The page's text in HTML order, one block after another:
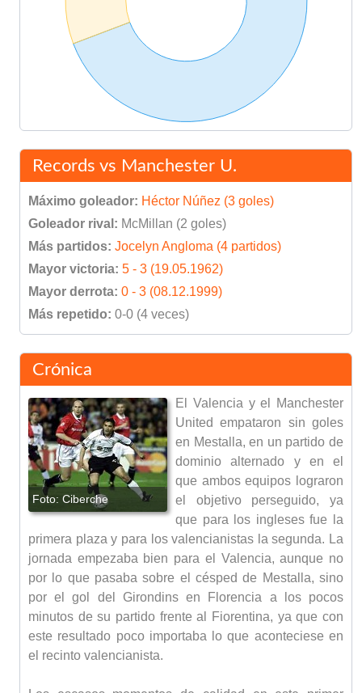
Records vs Manchester U.
Máximo goleador: Héctor Núñez (3 goles)
Goleador rival: McMillan (2 goles)
Más partidos: Jocelyn Angloma (4 partidos)
Mayor victoria: 5 - 3 (19.05.1962)
Mayor derrota: 0 - 3 (08.12.1999)
Más repetido: 0-0 (4 veces)
Crónica
El Valencia y el Manchester
United empataron sin goles
en Mestalla, en un partido de
dominio alternado y en el
que ambos equipos lograron
el objetivo perseguido, ya
que para los ingleses fue la
primera plaza y para los valencianistas la segunda. La
jornada empezaba bien para el Valencia, aunque no
por lo que pasaba sobre el césped de Mestalla, sino
por el gol del Girondins en Florencia a los pocos
minutos de su partido frente al Fiorentina, ya que con
este resultado poco importaba lo que aconteciese en
el recinto valencianista.